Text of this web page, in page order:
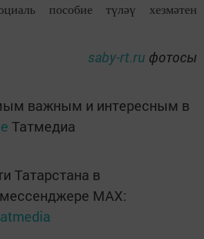
пособие түләү хезмәтен
saby-rt.ru фотосы
важным и интересным в
Татмедиа
Татарстана в
MАХ: